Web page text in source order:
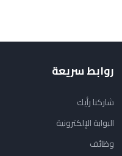
روابط سريعة
شاركنا رأيك
البوابة الإلكترونية
وظائف